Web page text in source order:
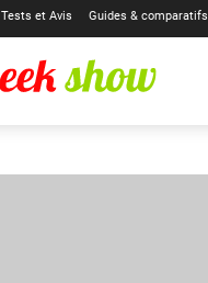
Tests et Avis Guides & comparatifs